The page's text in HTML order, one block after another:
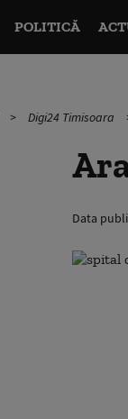
POLITICĂ
Digi24 Timisoara
Data